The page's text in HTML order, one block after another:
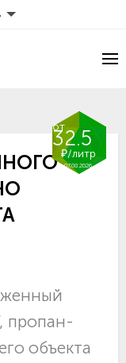
от
32.5
₽/литр
07.08.2026
пропан-
объекта